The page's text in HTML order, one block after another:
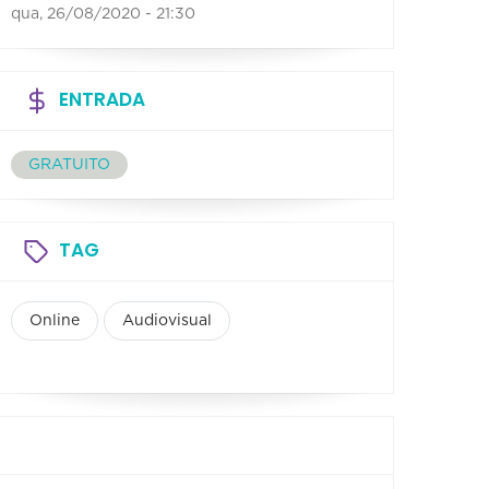
qua, 26/08/2020 - 21:30
ENTRADA
GRATUITO
TAG
Online Audiovisual